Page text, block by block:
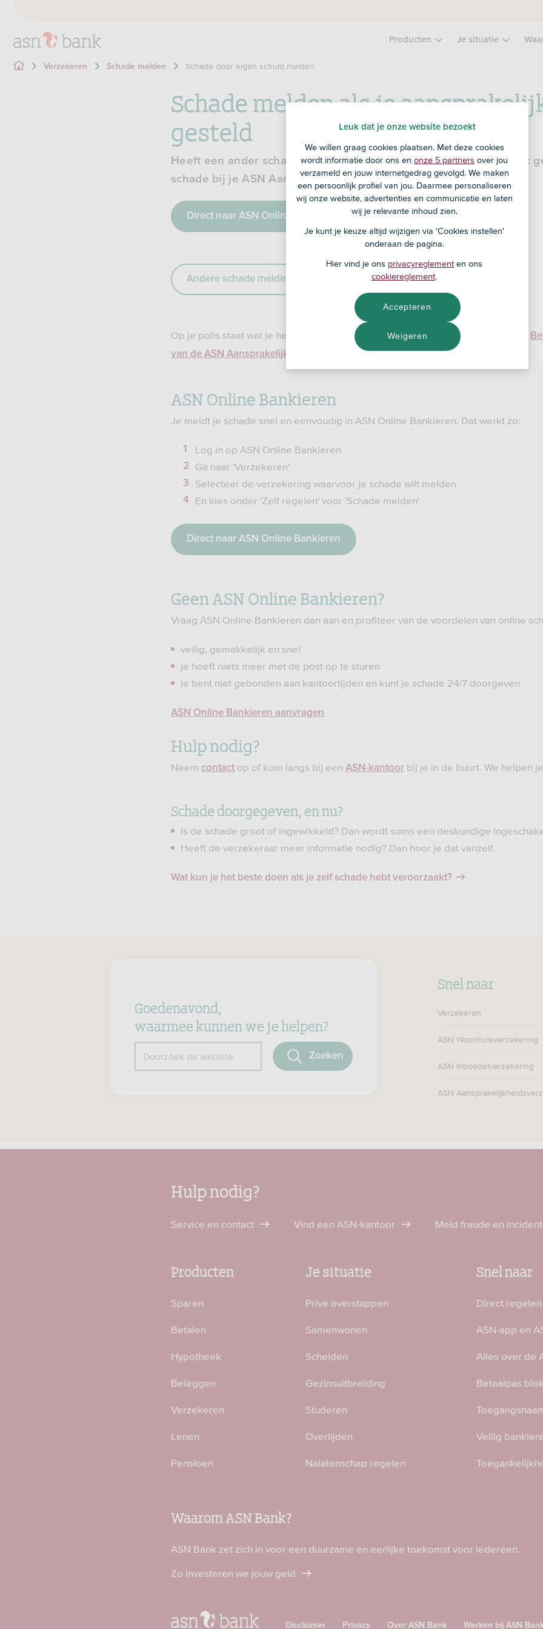
Producten Je situatie
Verzekeren Schade melden Schade door eigen schuld melden
Schade melden als je
gesteld
Heeft een ander schade door jouw schuld en word je aansprakelijk
schade bij je ASN Aansprakelijkheidsverzekering.
Direct naar ASN Online Bankieren
Andere schade melden
Op je polis staat wat je hebt verzekerd en welke voorwaarden voor jou gelden.
van de ASN Aansprakelijkheidsverzekering.
ASN Online Bankieren
Je meldt je schade snel en eenvoudig in ASN Online Bankieren. Dat werkt zo:
Log in op ASN Online Bankieren
Ga naar 'Verzekeren'
Selecteer de verzekering waarvoor je schade wilt melden
En kies onder 'Zelf regelen' voor 'Schade melden'
Direct naar ASN Online Bankieren
Geen ASN Online Bankieren?
Vraag ASN Online Bankieren dan aan en profiteer van de voordelen van online
veilig, gemakkelijk en snel
je hoeft niets meer met de post op te sturen
je bent niet gebonden aan kantoortijden en kunt je schade 24/7 doorgeven
ASN Online Bankieren aanvragen
Hulp nodig?
Neem contact op of kom langs bij een ASN-kantoor bij je in de buurt. We helpen
Schade doorgegeven, en nu?
Is de schade groot of ingewikkeld? Dan wordt soms een deskundige
Heeft de verzekeraar meer informatie nodig? Dan hoor je dat vanzelf.
Wat kun je het beste doen als je zelf schade hebt veroorzaakt?
Goedenavond,
waarmee kunnen we je helpen?
Doorzoek de website
Zoeken
Snel naar
Verzekeren
ASN Woonhuisverzekering
ASN Inboedelverzekering
ASN
Hulp nodig?
Service en contact Vind een ASN-kantoor Meld fraude en
Producten
Sparen
Betalen
Hypotheek
Beleggen
Verzekeren
Lenen
Pensioen
Je situatie
Privé overstappen
Samenwonen
Scheiden
Gezinsuitbreiding
Studeren
Overlijden
Nalatenschap regelen
Snel naar
Direct regelen
ASN-app en
Alles over de
Betaalpas
Veilig
Waarom ASN Bank?
ASN Bank zet zich in voor een duurzame en eerlijke toekomst voor iedereen.
Zo investeren we jouw geld
Disclaimer Privacy Over ASN Bank Werken bij ASN
Leuk dat je onze website bezoekt
We willen graag cookies plaatsen. Met deze cookies
wordt informatie door ons en onze 5 partners over jou
verzameld en jouw internetgedrag gevolgd. We maken
een persoonlijk profiel van jou. Daarmee personaliseren
wij onze website, advertenties en communicatie en laten
wij je relevante inhoud zien.
Je kunt je keuze altijd wijzigen via 'Cookies instellen'
onderaan de pagina.
Hier vind je ons privacyreglement en ons
cookiereglement.
Weigeren
Accepteren